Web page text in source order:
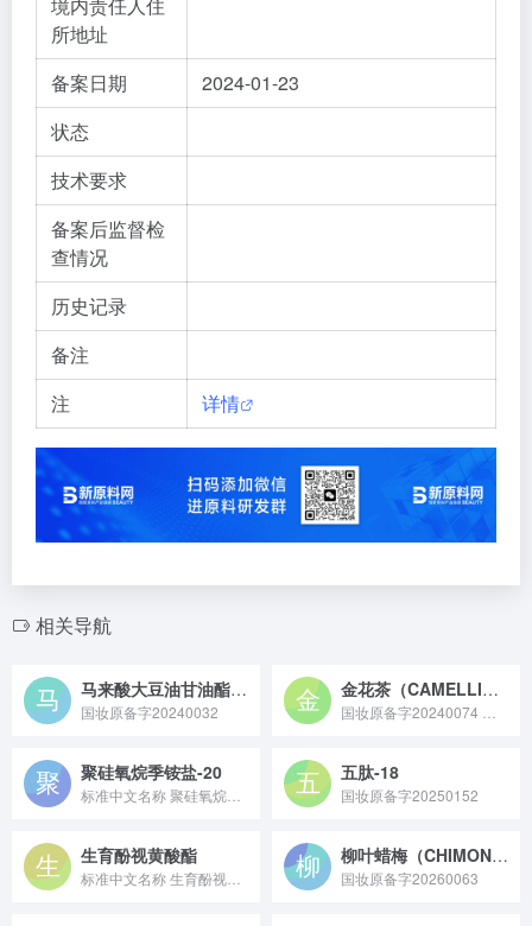
所地址
备案日期
2024-01-23
状态
技术要求
备案后监督检
查情况
历史记录
备注
注
详情
相关导航
马来酸大豆油甘油酯/辛基十二醇酯
国妆原备字20240032
金花茶（CAMELLIA CHRYSANTHA）叶提取物
聚硅氧烷季铵盐-20 五肽-18
国妆原备字20250152
生育酚视黄酸酯 柳叶蜡梅（CHIMONANTHUS SALICIFOLIUS）叶/茎提取物
国妆原备字20260063